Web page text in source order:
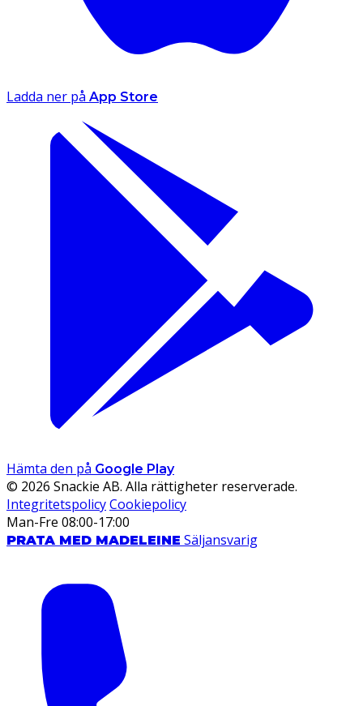
Ladda ner på App Store
Hämta den på Google Play
© 2026 Snackie AB. Alla rättigheter reserverade.
IntegritetspolicyCookiepolicy
Man-Fre 08:00-17:00
PRATA MED MADELEINE Säljansvarig